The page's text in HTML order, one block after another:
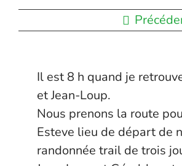
Il est 8 h quand je
et Jean-Loup.
Nous prenons la route
Esteve lieu de départ de
randonnée trail de trois